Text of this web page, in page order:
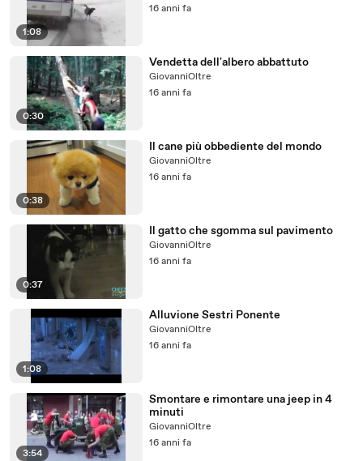
1:08
16 anni fa
0:30
Vendetta dell'albero abbattuto
GiovanniOltre
16 anni fa
0:38
Il cane più obbediente del mondo
GiovanniOltre
16 anni fa
0:37
Il gatto che sgomma sul pavimento
GiovanniOltre
16 anni fa
1:08
Alluvione Sestri Ponente
GiovanniOltre
16 anni fa
3:54
Smontare e rimontare una jeep in 4
minuti
GiovanniOltre
16 anni fa